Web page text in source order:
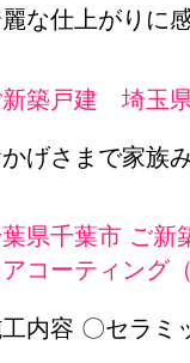
な仕上がりに
新築戸建 埼玉
げさまで家族
県千葉市 ご新
コーティング
内容 〇セラミ